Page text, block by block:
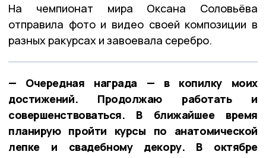
На чемпионат мира Оксана Соловьёва
отправила фото и видео своей композиции в
разных ракурсах и завоевала серебро.
— Очередная награда — в копилку моих
достижений. Продолжаю работать и
совершенствоваться. В ближайшее время
планирую пройти курсы по анатомической
лепке и свадебному декору. В октябре